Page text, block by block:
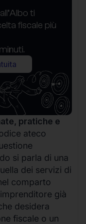
ti
fiscale più
pratiche e
ateco
si parla di una
dei servizi di
comparto
già
desidera
fiscale o un